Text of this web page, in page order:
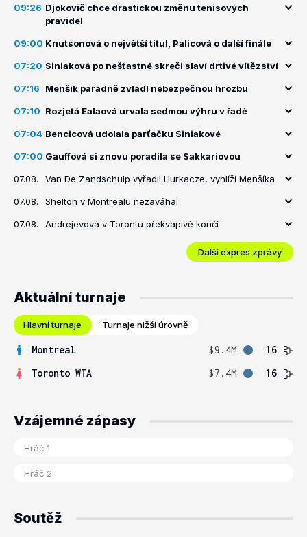
09:26 Djokovič chce drastickou změnu tenisových
pravidel
09:00 Knutsonová o největší titul, Palicová o další finále
07:20 Siniaková po nešťastné skreči slaví drtivé vítězství
07:16 Menšík parádně zvládl nebezpečnou hrozbu
07:10 Rozjetá Ealaová urvala sedmou výhru v řadě
07:04 Bencicová udolala parťačku Siniakové
07:00 Gauffová si znovu poradila se Sakkariovou
07.08. Van De Zandschulp vyřadil Hurkacze, vyhlíží Menšíka
07.08. Shelton v Montrealu nezaváhal
07.08. Andrejevová v Torontu překvapivě končí
Další expres zprávy
Aktuální turnaje
Hlavní turnaje Turnaje nižší úrovně
Montreal $9.4M
16
Toronto WTA
$7.4M 16
Vzájemné zápasy
Soutěž